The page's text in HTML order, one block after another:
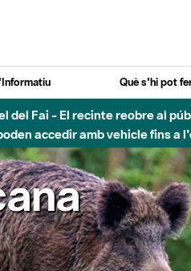
Què s'hi pot
- Afectacions a la llera del